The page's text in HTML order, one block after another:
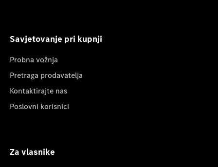
Savjetovanje pri kupnji
Probna vožnja
Pretraga prodavatelja
Kontaktirajte nas
Poslovni korisnici
Za vlasnike